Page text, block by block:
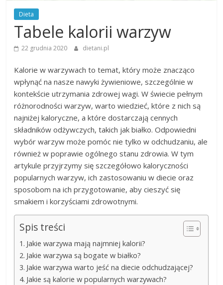
Dieta
Tabele kalorii warzyw
22 grudnia 2020 dietani.pl
Kalorie w warzywach to temat, który może znacząco
wpłynąć na nasze nawyki żywieniowe, szczególnie w
kontekście utrzymania zdrowej wagi. W świecie pełnym
różnorodności warzyw, warto wiedzieć, które z nich są
najniżej kaloryczne, a które dostarczają cennych
składników odżywczych, takich jak białko. Odpowiedni
wybór warzyw może pomóc nie tylko w odchudzaniu, ale
również w poprawie ogólnego stanu zdrowia. W tym
artykule przyjrzymy się szczegółowo kaloryczności
popularnych warzyw, ich zastosowaniu w diecie oraz
sposobom na ich przygotowanie, aby cieszyć się
smakiem i korzyściami zdrowotnymi.
Spis treści
Jakie warzywa mają najmniej kalorii?
Jakie warzywa są bogate w białko?
Jakie warzywa warto jeść na diecie odchudzającej?
Jakie są kalorie w popularnych warzywach?